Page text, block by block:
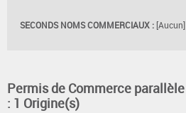
SECONDS NOMS COMMERCIAUX : [Aucun]
Permis de Commerce parallèle
: 1 Origine(s)